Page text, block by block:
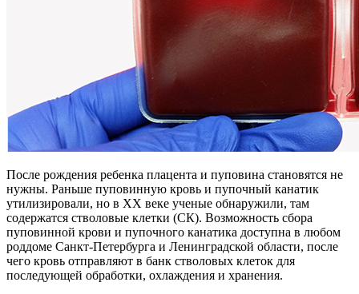
После рождения ребенка плацента и пуповина становятся не
нужны. Раньше пуповинную кровь и пупочный канатик
утилизировали, но в ХХ веке ученые обнаружили, там
содержатся стволовые клетки (СК). Возможность сбора
пуповинной крови и пупочного канатика доступна в любом
роддоме Санкт-Петербурга и Ленинградской области, после
чего кровь отправляют в банк стволовых клеток для
последующей обработки, охлаждения и хранения.